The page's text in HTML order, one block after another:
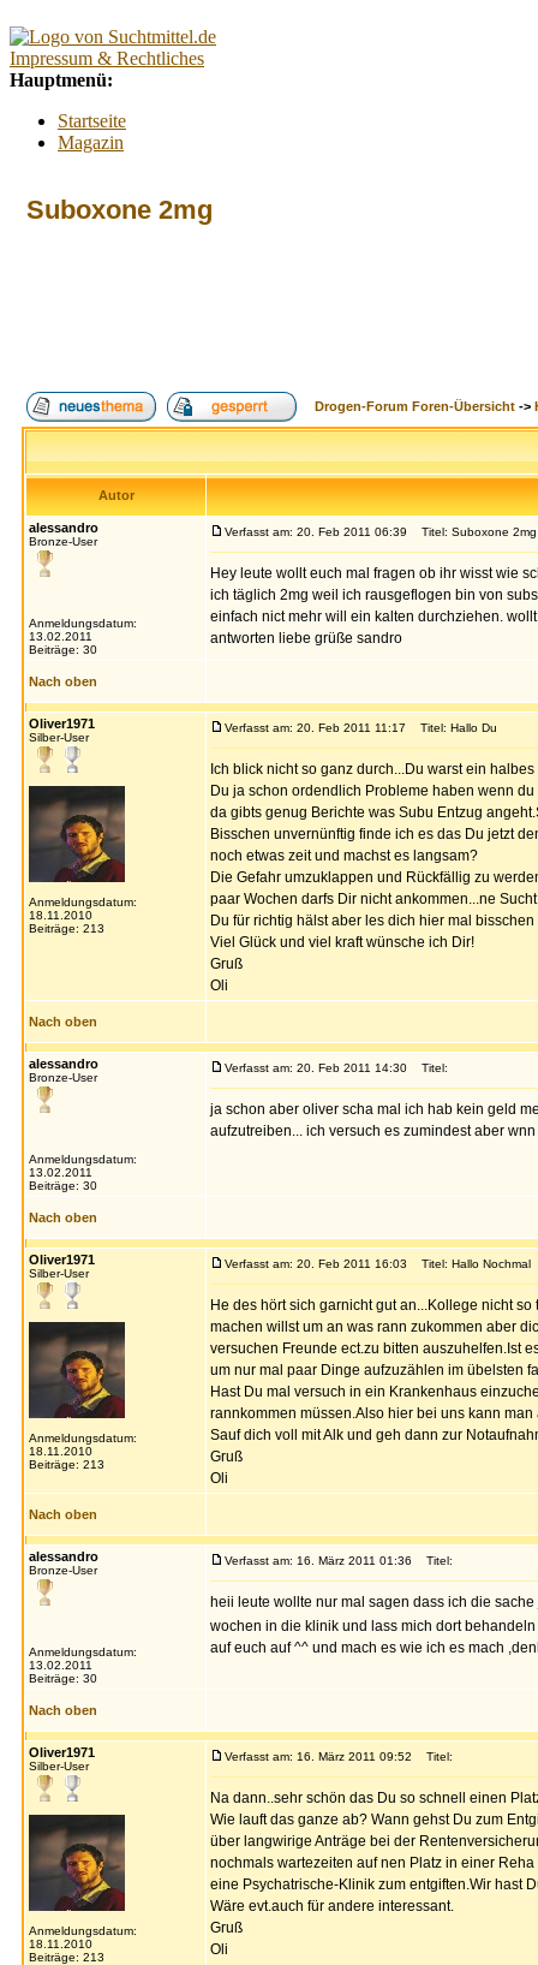
Suboxone 2mg
Drogen-Forum Foren-Übersicht ->
Autor
alessandro
Bronze-User
Anmeldungsdatum:
13.02.2011
Beiträge: 30
Verfasst am: 20. Feb 2011 06:39 Titel: Suboxone 2mg
Hey leute wollt euch mal fragen ob ihr wisst wie
ich täglich 2mg weil ich rausgeflogen bin von
einfach nict mehr will ein kalten durchziehen.
antworten liebe grüße sandro
Nach oben
Oliver1971
Silber-User
Anmeldungsdatum:
18.11.2010
Beiträge: 213
Verfasst am: 20. Feb 2011 11:17 Titel: Hallo Du
Ich blick nicht so ganz durch...Du warst ein
Du ja schon ordendlich Probleme haben wenn
da gibts genug Berichte was Subu Entzug
Bisschen unvernünftig finde ich es das Du jetzt
noch etwas zeit und machst es langsam?
Die Gefahr umzuklappen und Rückfällig zu
paar Wochen darfs Dir nicht ankommen...ne
Du für richtig hälst aber les dich hier mal
Viel Glück und viel kraft wünsche ich Dir!
Gruß
Oli
Nach oben
alessandro
Bronze-User
Anmeldungsdatum:
13.02.2011
Beiträge: 30
Verfasst am: 20. Feb 2011 14:30 Titel:
ja schon aber oliver scha mal ich hab kein geld
aufzutreiben... ich versuch es zumindest aber
Nach oben
Oliver1971
Silber-User
Anmeldungsdatum:
18.11.2010
Beiträge: 213
Verfasst am: 20. Feb 2011 16:03 Titel: Hallo Nochmal
He des hört sich garnicht gut an...Kollege nicht
machen willst um an was rann zukommen aber
versuchen Freunde ect.zu bitten auszuhelfen.Ist
um nur mal paar Dinge aufzuzählen im übelsten
Hast Du mal versuch in ein Krankenhaus
rannkommen müssen.Also hier bei uns kann
Sauf dich voll mit Alk und geh dann zur
Gruß
Oli
Nach oben
alessandro
Bronze-User
Anmeldungsdatum:
13.02.2011
Beiträge: 30
Verfasst am: 16. März 2011 01:36 Titel:
heii leute wollte nur mal sagen dass ich die
wochen in die klinik und lass mich dort
auf euch auf ^^ und mach es wie ich es mach
Nach oben
Oliver1971
Silber-User
Anmeldungsdatum:
18.11.2010
Beiträge: 213
Verfasst am: 16. März 2011 09:52 Titel:
Na dann..sehr schön das Du so schnell einen
Wie lauft das ganze ab? Wann gehst Du zum
über langwirige Anträge bei der
nochmals wartezeiten auf nen Platz in einer
eine Psychatrische-Klinik zum entgiften.Wir hast
Wäre evt.auch für andere interessant.
Gruß
Oli
Impressum & Rechtliches
Hauptmenü:
Startseite
Magazin
Lexikon
Promillerechner
BMI-Rechner
Index Suche FAQ Login